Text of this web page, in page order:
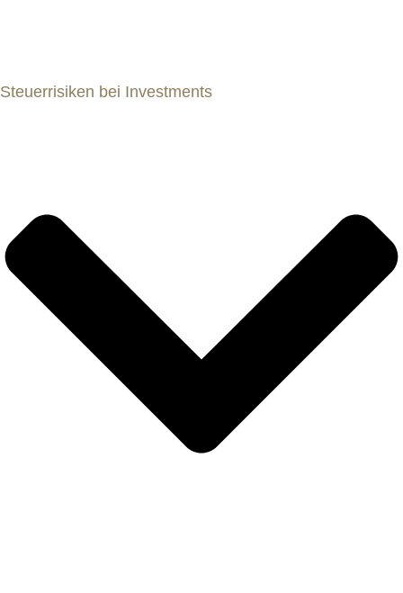
Steuerrisiken bei Investments